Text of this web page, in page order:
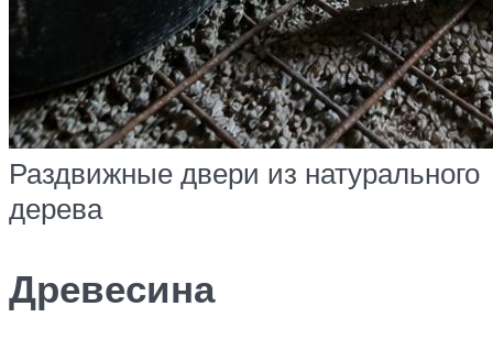
Раздвижные двери из натурального
дерева
Древесина